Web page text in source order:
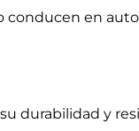
conducen en
durabilidad y